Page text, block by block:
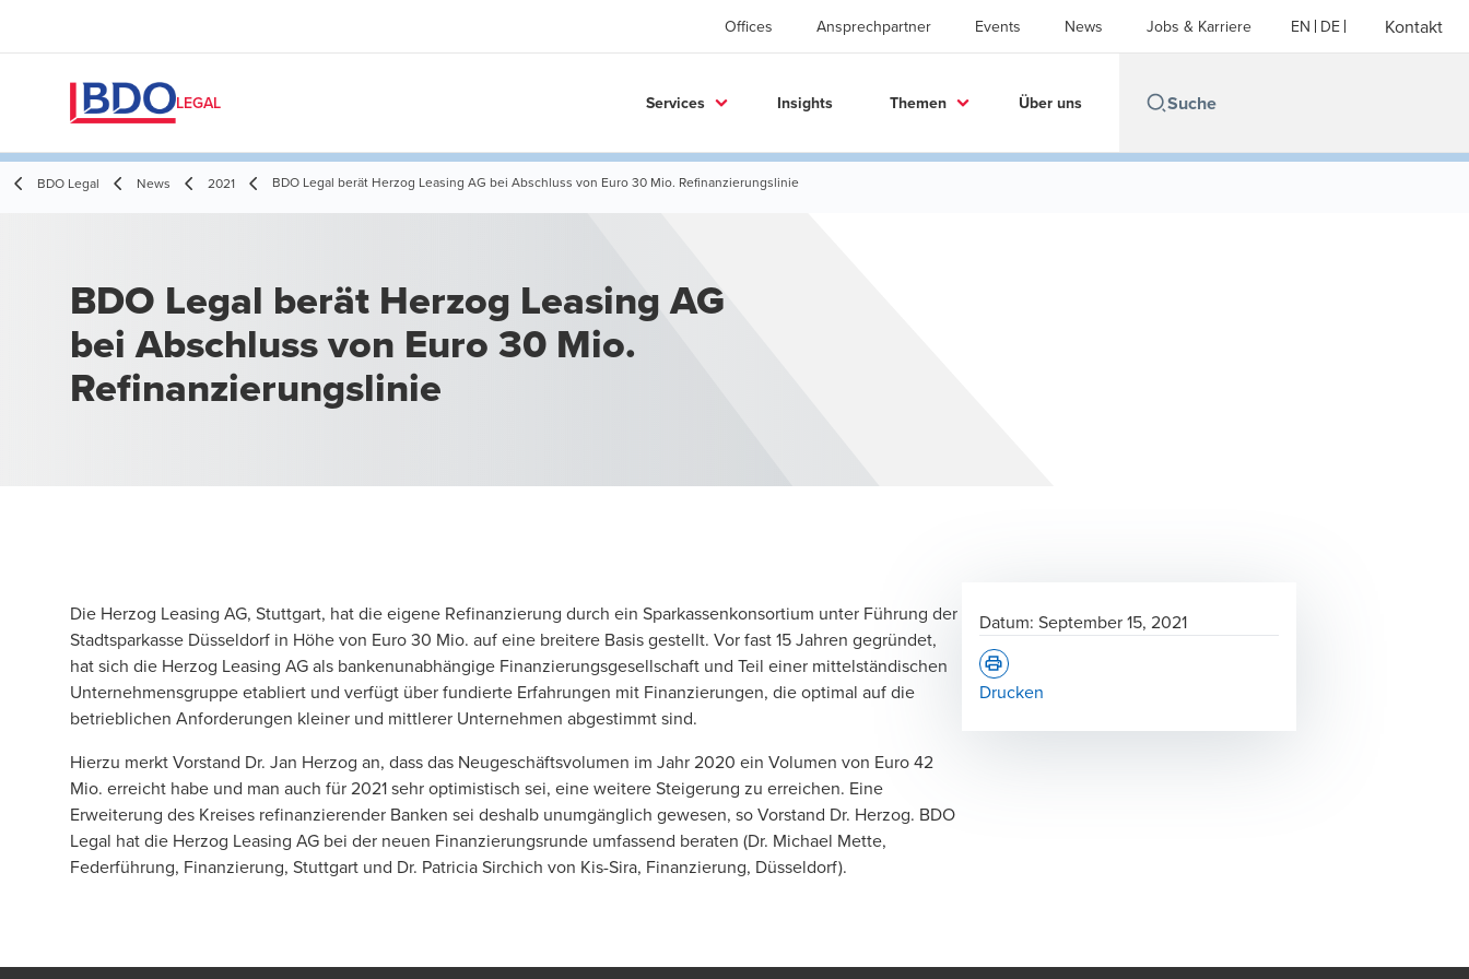
Offices Ansprechpartner Events News Jobs & Karriere EN DE Kontakt
LEGAL Services Insights Themen Über uns
BDO Legal News 2021 BDO Legal berät Herzog Leasing AG bei Abschluss von Euro 30 Mio. Refinanzierungslinie
BDO Legal berät Herzog Leasing AG
bei Abschluss von Euro 30 Mio.
Refinanzierungslinie
Die Herzog Leasing AG, Stuttgart, hat die eigene Refinanzierung durch ein Sparkassenkonsortium unter Führung der
Stadtsparkasse Düsseldorf in Höhe von Euro 30 Mio. auf eine breitere Basis gestellt. Vor fast 15 Jahren gegründet,
hat sich die Herzog Leasing AG als bankenunabhängige Finanzierungsgesellschaft und Teil einer mittelständischen
Unternehmensgruppe etabliert und verfügt über fundierte Erfahrungen mit Finanzierungen, die optimal auf die
betrieblichen Anforderungen kleiner und mittlerer Unternehmen abgestimmt sind.
Hierzu merkt Vorstand Dr. Jan Herzog an, dass das Neugeschäftsvolumen im Jahr 2020 ein Volumen von Euro 42
Mio. erreicht habe und man auch für 2021 sehr optimistisch sei, eine weitere Steigerung zu erreichen. Eine
Erweiterung des Kreises refinanzierender Banken sei deshalb unumgänglich gewesen, so Vorstand Dr. Herzog. BDO
Legal hat die Herzog Leasing AG bei der neuen Finanzierungsrunde umfassend beraten (Dr. Michael Mette,
Federführung, Finanzierung, Stuttgart und Dr. Patricia Sirchich von Kis-Sira, Finanzierung, Düsseldorf).
Datum: September 15, 2021
Drucken